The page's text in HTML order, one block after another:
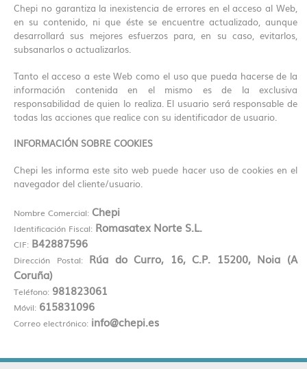
Chepi no garantiza la inexistencia de errores en el acceso al Web,
en su contenido, ni que éste se encuentre actualizado, aunque
desarrollará sus mejores esfuerzos para, en su caso, evitarlos,
subsanarlos o actualizarlos.
Tanto el acceso a este Web como el uso que pueda hacerse de la
información contenida en el mismo es de la exclusiva
responsabilidad de quien lo realiza. El usuario será responsable de
todas las acciones que realice con su identificador de usuario.
INFORMACIÓN SOBRE COOKIES
Chepi les informa este sito web puede hacer uso de cookies en el
navegador del cliente/usuario.
Nombre Comercial: Chepi
Identificación Fiscal: Romasatex Norte S.L.
CIF: B42887596
Dirección Postal:Rúa do Curro, 16, C.P. 15200, Noia (A
Coruña)
Teléfono: 981823061
Móvil: 615831096
Correo electrónico: info@chepi.es